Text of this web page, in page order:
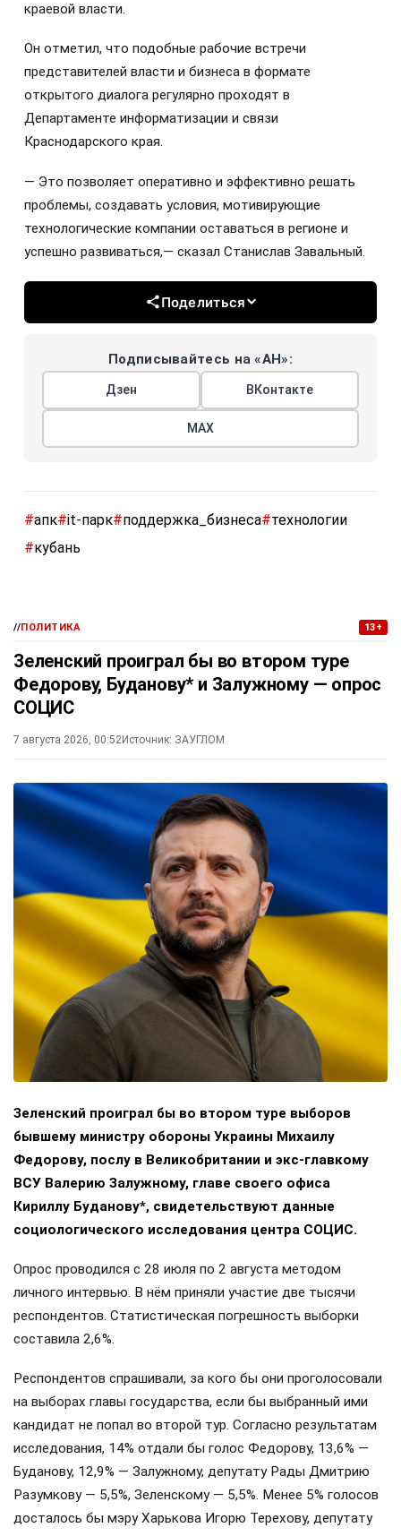
краевой власти.
Он отметил, что подобные рабочие встречи
представителей власти и бизнеса в формате
открытого диалога регулярно проходят в
Департаменте информатизации и связи
Краснодарского края.
— Это позволяет оперативно и эффективно решать
проблемы, создавать условия, мотивирующие
технологические компании оставаться в регионе и
успешно развиваться,— сказал Станислав Завальный.
Поделиться
Подписывайтесь на «АН»:
Дзен ВКонтакте
МАХ
#апк#it-парк#поддержка_бизнеса#технологии
#кубань
//ПОЛИТИКА 13+
Зеленский проиграл бы во втором туре
Федорову, Буданову* и Залужному — опрос
СОЦИС
7 августа 2026, 00:52Источник: ЗАУГЛОМ
Зеленский проиграл бы во втором туре выборов
бывшему министру обороны Украины Михаилу
Федорову, послу в Великобритании и экс-главкому
ВСУ Валерию Залужному, главе своего офиса
Кириллу Буданову*, свидетельствуют данные
социологического исследования центра СОЦИС.
Опрос проводился с 28 июля по 2 августа методом
личного интервью. В нём приняли участие две тысячи
респондентов. Статистическая погрешность выборки
составила 2,6%.
Респондентов спрашивали, за кого бы они проголосовали
на выборах главы государства, если бы выбранный ими
кандидат не попал во второй тур. Согласно результатам
исследования, 14% отдали бы голос Федорову, 13,6% —
Буданову, 12,9% — Залужному, депутату Рады Дмитрию
Разумкову — 5,5%, Зеленскому — 5,5%. Менее 5% голосов
досталось бы мэру Харькова Игорю Терехову, депутату